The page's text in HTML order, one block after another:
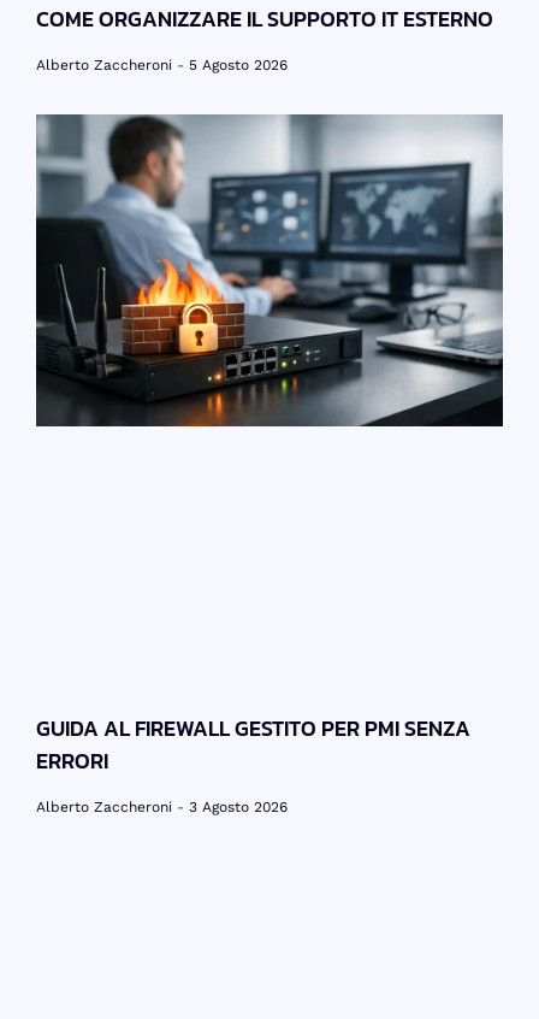
COME ORGANIZZARE IL SUPPORTO IT ESTERNO
Alberto Zaccheroni 5 Agosto 2026
GUIDA AL FIREWALL GESTITO PER PMI SENZA
ERRORI
Alberto Zaccheroni 3 Agosto 2026